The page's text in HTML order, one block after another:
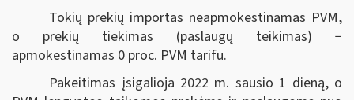
Tokių prekių importas neapmokestinamas PVM,
o prekių tiekimas (paslaugų teikimas) −
apmokestinamas 0 proc. PVM tarifu.
Pakeitimas įsigalioja 2022 m. sausio 1 dieną, o